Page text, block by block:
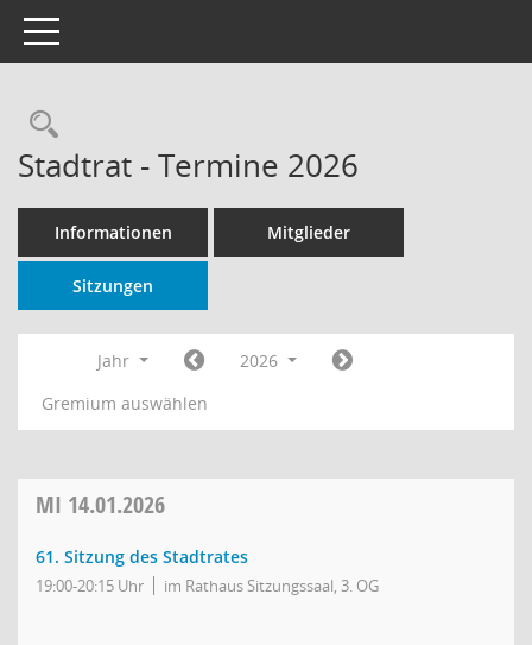
Toggle navigation
Rechercheauswahl
Stadtrat - Termine 2026
Informationen Mitglieder
Sitzungen
Jahr
2026
Gremium auswählen
MI 14.01.2026
61. Sitzung des Stadtrates
19:00-20:15 Uhr im Rathaus Sitzungssaal, 3. OG